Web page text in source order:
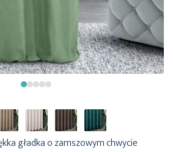
gładka o zamszowym chwycie